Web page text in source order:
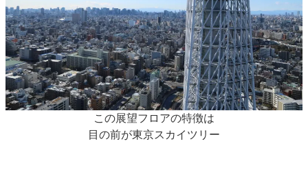
この展望フロアの特徴は
目の前が東京スカイツリー